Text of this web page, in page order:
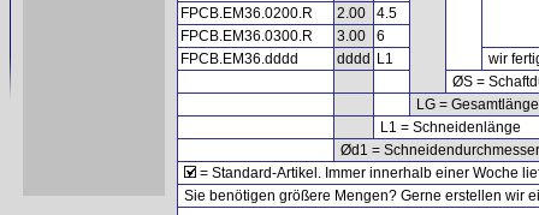
FPCB.EM36.0200.R
2.00
4.5
FPCB.EM36.0300.R
3.00
6
FPCB.EM36.dddd
dddd L1
wir
ØS =
LG = Gesamtlänge
L1 = Schneidenlänge
Ød1 = Schneidendurchmesser
= Standard-Artikel. Immer innerhalb einer Woche
Sie benötigen größere Mengen? Gerne erstellen wir